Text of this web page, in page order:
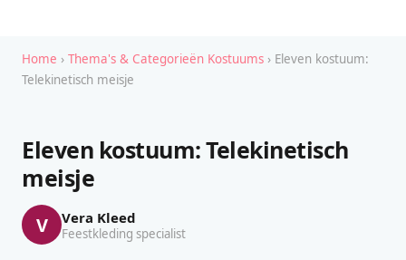
Home › Thema's & Categorieën Kostuums › Eleven kostuum:
Telekinetisch meisje
Eleven kostuum: Telekinetisch
meisje
V Vera Kleed
Feestkleding specialist